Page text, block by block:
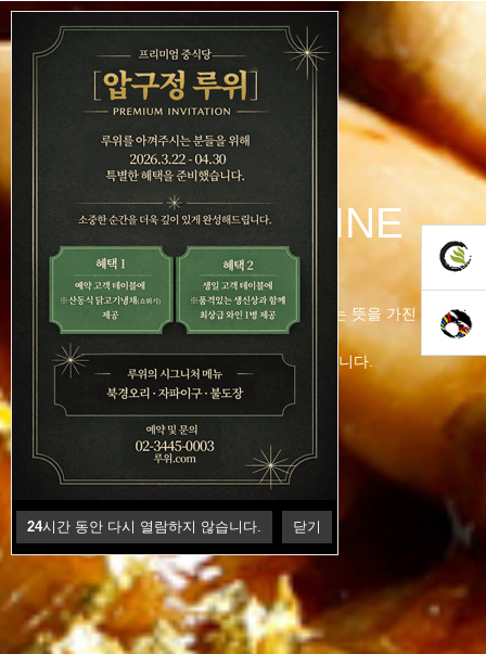
24시간 동안 다시 열람하지 않습니다. 닫기
CHINESE CUISINE
루위는 중국어로 모든 일이"뜻대로 되다"
라는 뜻을 가진 새로운
Premium Chinese Cuisine입니다.
소중한 분들과의 만남을 품격있게 만들어드립니다.
02-3445-0003